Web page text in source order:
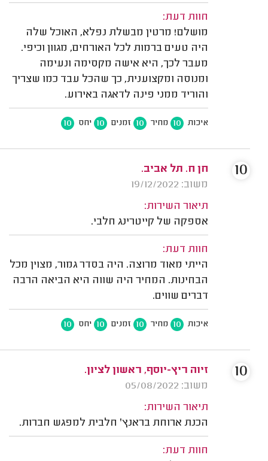
חוות דעת:
מושלם! מרטין מבשלת נפלא, האוכל שלה
היה טעים ברמות לכל האורחים, מגוון וכיפי.
מעבר לכך, היא אישה מקסימה ונעימה
ומנוסה ומקצוענית, כך שהכל עבד כמו שצריך
והוריד ממני פינה לדאגה באירוע.
איכות 10 מחיר 10 זמנים 10 יחס 10
חן ח. תל אביב.
משוב: 19/12/2022
תיאור השירות:
אספקה של קייטרינג חלבי.
חוות דעת:
הייתי מאוד מרוצה. היה בסדר גמור, מצוין מכל
הבחינות. המחיר היה שווה היא הביאה הרבה
דברים שווים.
איכות 10 מחיר 10 זמנים 10 יחס 10
10
זיוה ריץ-יוסף, ראשון לציון.
משוב: 05/08/2022
תיאור השירות:
הכנת ארוחת בראנץ' חלבית למפגש חברות.
חוות דעת:
10